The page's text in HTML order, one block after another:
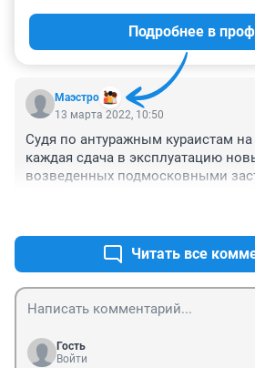
лоб не расшибут.
Вроде победили корону
Маэстро
Подробнее в
13 марта 2022, 10:50
Судя по антуражным кураистам на
каждая сдача в эксплуатацию
возведенных подмосковными
Читать все
Гость
Войти